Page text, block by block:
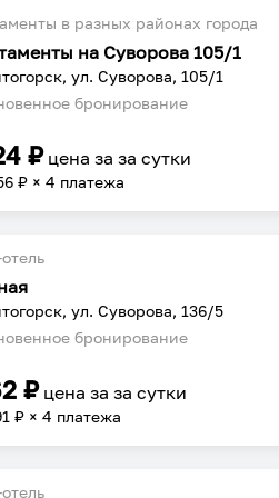
в разных районах города
на Суворова 105/1
ул. Суворова, 105/1
бронирование
₽ цена заза сутки
₽ × 4 платежа
ул. Суворова, 136/5
бронирование
₽ цена заза сутки
₽ × 4 платежа